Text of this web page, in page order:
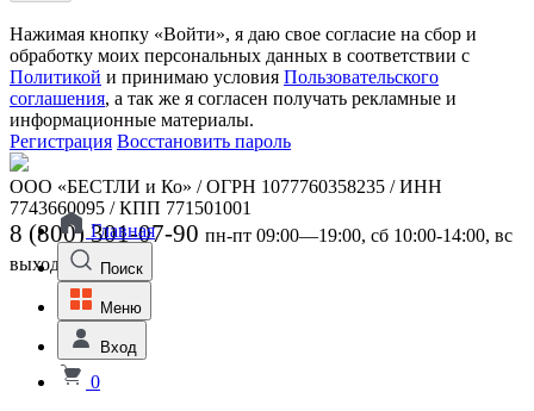
Нажимая кнопку «Войти», я даю свое согласие на сбор и
обработку моих персональных данных в соответствии с
Политикой и принимаю условия Пользовательского
соглашения, а так же я согласен получать рекламные и
информационные материалы.
Регистрация Восстановить пароль
ООО «БЕСТЛИ и Ко» / ОГРН 1077760358235 / ИНН
7743660095 / КПП 771501001
8 (800) 301-07-90 пн-пт 09:00—19:00, сб 10:00-14:00, вс
выходной
Главная
Поиск
Меню
Вход
0